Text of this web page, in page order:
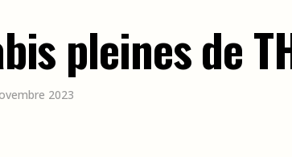
pleines de
2023